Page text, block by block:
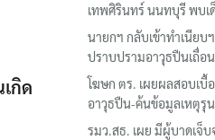
กิด
เทพศิรินทร์ นนทบุรี พบเ
นายกฯ กลับเข้าทำเนีย
ปราบปรามอาวุธปืนเถื่อน
โฆษก ตร. เผยผลสอบเบื้
อาวุธปืน-ค้นข้อมูลเหตุรุ
รมว.สธ. เผย มีผู้บาดเจ็บ